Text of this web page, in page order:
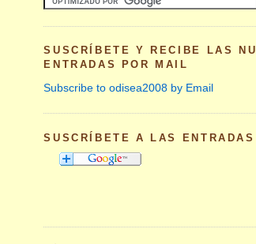
SUSCRÍBETE Y RECIBE LAS
ENTRADAS POR MAIL
Subscribe to odisea2008 by Email
SUSCRÍBETE A LAS ENTRADAS